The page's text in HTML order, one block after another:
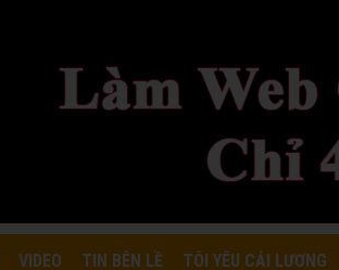
VIDEO TIN BÊN LỀ TÔI YÊU CẢI LƯƠNG